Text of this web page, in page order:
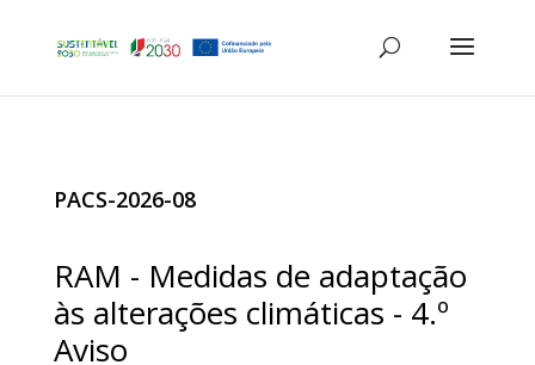
PACS-2026-08
RAM - Medidas de adaptação
às alterações climáticas - 4.º
Aviso